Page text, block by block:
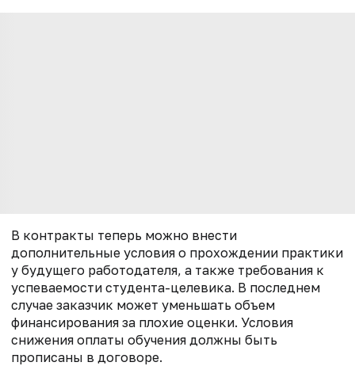
В контракты теперь можно внести
дополнительные условия о прохождении практики
у будущего работодателя, а также требования к
успеваемости студента-целевика. В последнем
случае заказчик может уменьшать объем
финансирования за плохие оценки. Условия
снижения оплаты обучения должны быть
прописаны в договоре.